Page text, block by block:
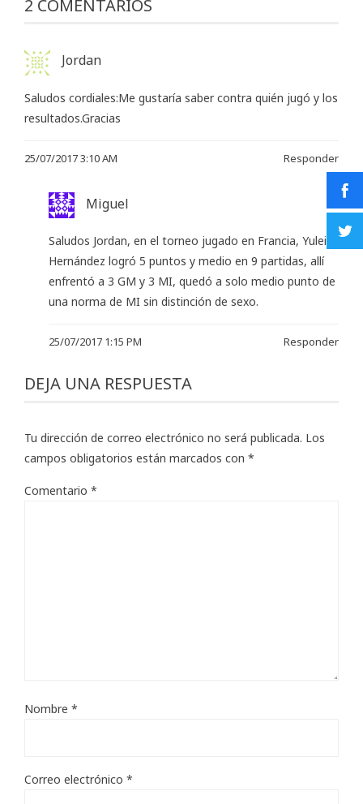
2 COMENTARIOS
Jordan
Saludos cordiales:Me gustaría saber contra quién jugó y los
resultados.Gracias
25/07/2017 3:10 AM Responder
Miguel
Saludos Jordan, en el torneo jugado en Francia, Yuleisy
Hernández logró 5 puntos y medio en 9 partidas, allí
enfrentó a 3 GM y 3 MI, quedó a solo medio punto de
una norma de MI sin distinción de sexo.
25/07/2017 1:15 PM Responder
DEJA UNA RESPUESTA
Tu dirección de correo electrónico no será publicada. Los
campos obligatorios están marcados con *
Comentario *
Nombre *
Correo electrónico *